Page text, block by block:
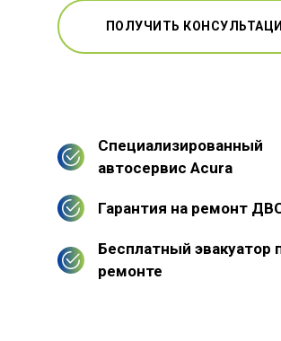
ПОЛУЧИТЬ
Специализированный
автосервис Acura
Гарантия на ремонт
Бесплатный эвакуатор
ремонте